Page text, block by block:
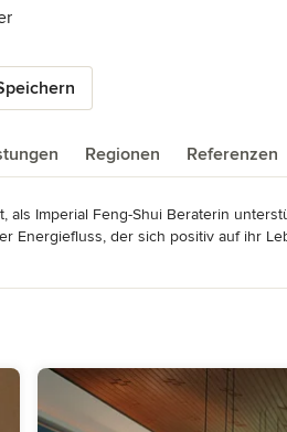
Regionen Referenzen
Imperial Feng-Shui Beraterin
Energiefluss, der sich positiv auf ihr
basiert. Im Laufe der
Shui Meister führte. Grandmaster
Feng Shui Wissen zu lehren. Ebenso